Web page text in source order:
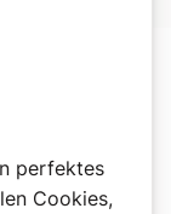
8,18–23
Jetzt
perfektes
Cookies,